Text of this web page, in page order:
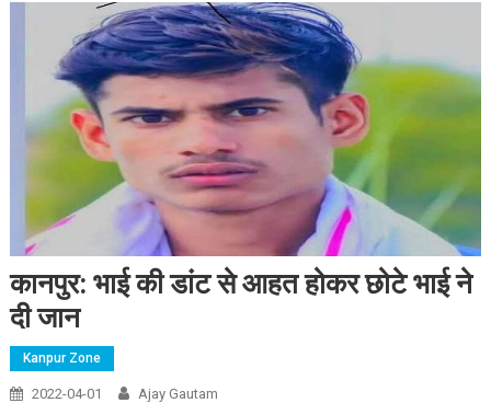
कानपुर: भाई की डांट से आहत होकर छोटे भाई ने
दी जान
Kanpur Zone
2022-04-01 Ajay Gautam